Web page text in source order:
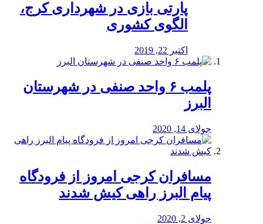
پارتی بازی در شهرداری کرج،
الگوی کشوری
اکتبر 22, 2019
پلمب ۶ واحد صنفی در شهرستان
البرز
جولای 14, 2020
مسافران کرجی امروز از فرودگاه
پیام البرز راهی کیش شدند
جولای 2, 2020